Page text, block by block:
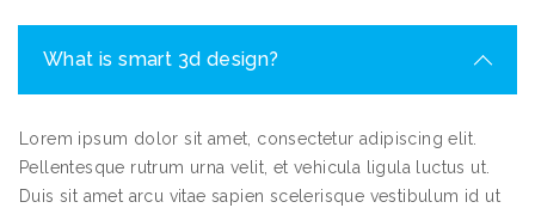
What is smart 3d design?
Lorem ipsum dolor sit amet, consectetur adipiscing elit.
Pellentesque rutrum urna velit, et vehicula ligula luctus ut.
Duis sit amet arcu vitae sapien scelerisque vestibulum id ut